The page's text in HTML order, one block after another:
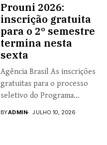
Prouni 2026:
inscrição gratuita
para o 2º semestre
termina nesta
sexta
Agência Brasil As inscrições
gratuitas para o processo
seletivo do Programa
BYADMIN JULHO 10, 2026